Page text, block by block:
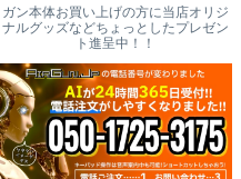
ガン本体お買い上げの方に当店オリジ
ナルグッズなどちょっとしたプレゼン
ト進呈中！！